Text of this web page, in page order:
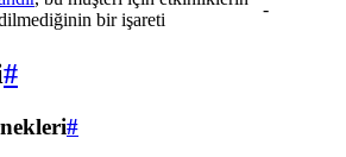
bir işareti
-
#
#